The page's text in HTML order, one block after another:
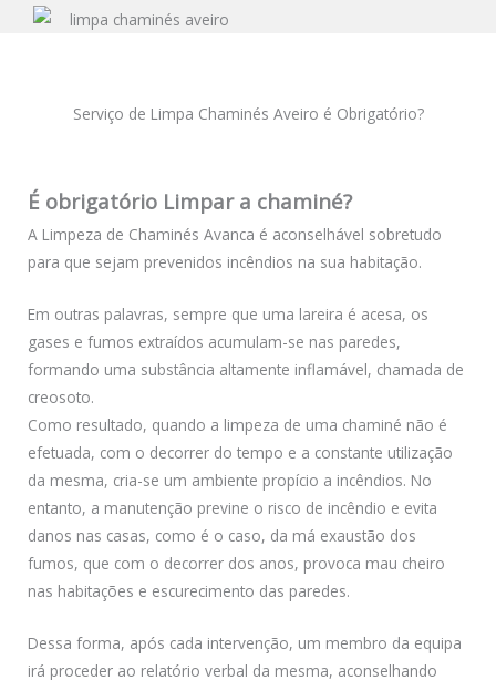
Serviço de Limpa Chaminés Aveiro é Obrigatório?
É obrigatório Limpar a chaminé?
A Limpeza de Chaminés Avanca é aconselhável sobretudo
para que sejam prevenidos incêndios na sua habitação.
Em outras palavras, sempre que uma lareira é acesa, os
gases e fumos extraídos acumulam-se nas paredes,
formando uma substância altamente inflamável, chamada de
creosoto.
Como resultado, quando a limpeza de uma chaminé não é
efetuada, com o decorrer do tempo e a constante utilização
da mesma, cria-se um ambiente propício a incêndios. No
entanto, a manutenção previne o risco de incêndio e evita
danos nas casas, como é o caso, da má exaustão dos
fumos, que com o decorrer dos anos, provoca mau cheiro
nas habitações e escurecimento das paredes.
Dessa forma, após cada intervenção, um membro da equipa
irá proceder ao relatório verbal da mesma, aconselhando